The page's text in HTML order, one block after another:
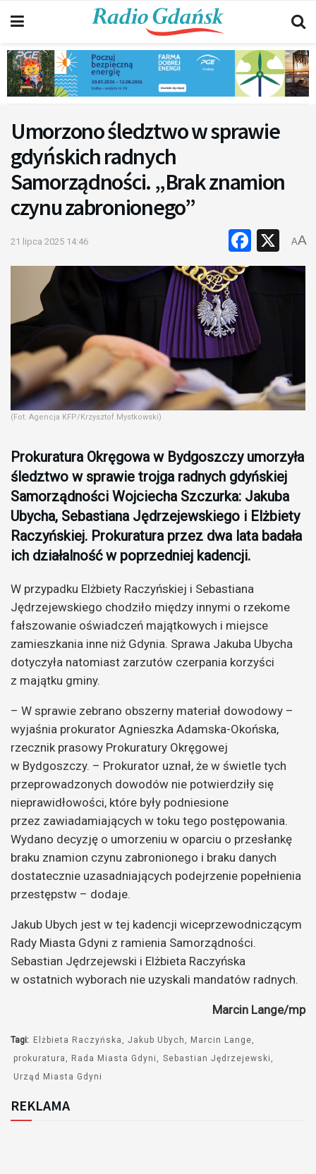
Umorzono śledztwo w sprawie
gdyńskich radnych
Samorządności. „Brak znamion
czynu zabronionego”
21 lipca 2025 14:46 X
AA
(Fot. Agencja KFP/Krzysztof Mystkowski)
Prokuratura Okręgowa w Bydgoszczy umorzyła
śledztwo w sprawie trojga radnych gdyńskiej
Samorządności Wojciecha Szczurka: Jakuba
Ubycha, Sebastiana Jędrzejewskiego i Elżbiety
Raczyńskiej. Prokuratura przez dwa lata badała
ich działalność w poprzedniej kadencji.
W przypadku Elżbiety Raczyńskiej i Sebastiana
Jędrzejewskiego chodziło między innymi o rzekome
fałszowanie oświadczeń majątkowych i miejsce
zamieszkania inne niż Gdynia. Sprawa Jakuba Ubycha
dotyczyła natomiast zarzutów czerpania korzyści
z majątku gminy.
– W sprawie zebrano obszerny materiał dowodowy –
wyjaśnia prokurator Agnieszka Adamska-Okońska,
rzecznik prasowy Prokuratury Okręgowej
w Bydgoszczy. – Prokurator uznał, że w świetle tych
przeprowadzonych dowodów nie potwierdziły się
nieprawidłowości, które były podniesione
przez zawiadamiających w toku tego postępowania.
Wydano decyzję o umorzeniu w oparciu o przesłankę
braku znamion czynu zabronionego i braku danych
dostatecznie uzasadniających podejrzenie popełnienia
przestępstw – dodaje.
Jakub Ubych jest w tej kadencji wiceprzewodniczącym
Rady Miasta Gdyni z ramienia Samorządności.
Sebastian Jędrzejewski i Elżbieta Raczyńska
w ostatnich wyborach nie uzyskali mandatów radnych.
Marcin Lange/mp
Tagi: Elżbieta Raczyńska Jakub Ubych
Marcin Lange
prokuratura
Rada Miasta Gdyni
Sebastian Jędrzejewski
Urząd Miasta Gdyni
REKLAMA